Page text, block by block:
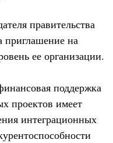
правительства
на
ее организации.
поддержка
проектов имеет
интеграционных